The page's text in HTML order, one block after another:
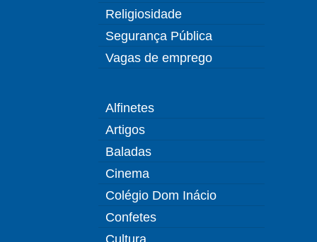
Religiosidade
Segurança Pública
Vagas de emprego
Alfinetes
Artigos
Baladas
Cinema
Colégio Dom Inácio
Confetes
Cultura